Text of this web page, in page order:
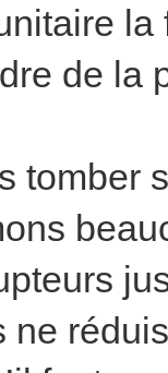
de la
tomber
ne